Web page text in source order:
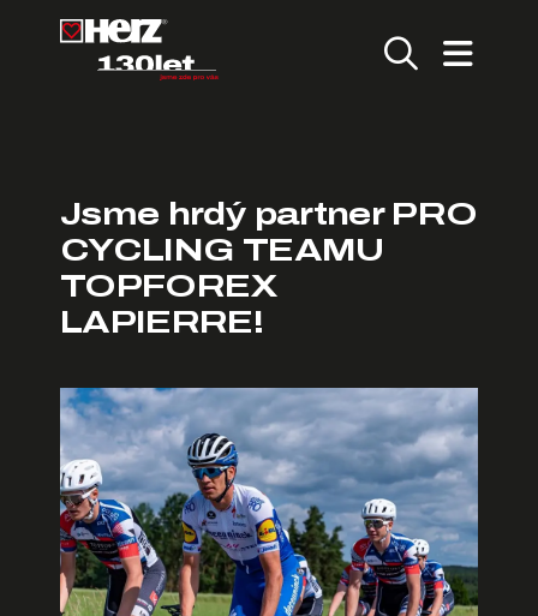
Jsme hrdý partner PRO
CYCLING TEAMU
TOPFOREX
LAPIERRE!